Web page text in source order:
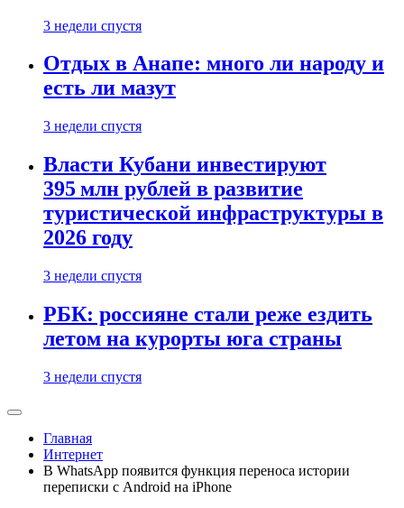
3 недели спустя
Отдых в Анапе: много ли народу и
есть ли мазут
3 недели спустя
Власти Кубани инвестируют
395 млн рублей в развитие
туристической инфраструктуры в
2026 году
3 недели спустя
РБК: россияне стали реже ездить
летом на курорты юга страны
3 недели спустя
Главная
Интернет
В WhatsApp появится функция переноса истории
переписки с Android на iPhone